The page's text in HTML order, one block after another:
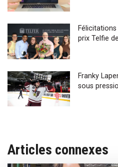
prix Telfie
Franky
sous
Articles connexes